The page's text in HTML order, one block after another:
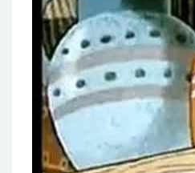
第24集：鼹鼠和飞毯
第25集：鼹鼠与鸡蛋
第26集：鼹鼠去城市
第27集：鼹鼠的梦
第28集：鼹鼠与药
第29集：鼹鼠是个电影明星
第30集：鼹鼠与鹰
第31集：鼹鼠与闹钟
第32集：鼹鼠与友谊